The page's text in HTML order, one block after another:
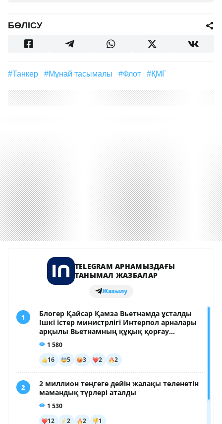
БӨЛІСУ
#Танкер #Мұнай тасымалы #флот #ҚМГ